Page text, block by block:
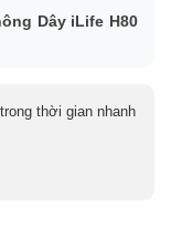
Dây iLife H80
thời gian nhanh